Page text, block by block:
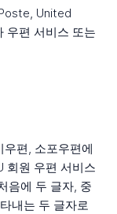
United
우편 서비스 또는
편, 소포우편에
회원 우편 서비스
음에 두 글자, 중
내는 두 글자로